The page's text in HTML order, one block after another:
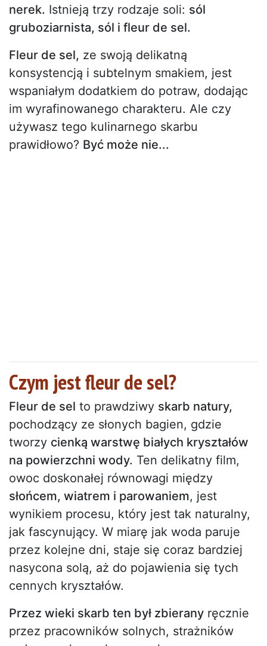
nerek. Istnieją trzy rodzaje soli: sól
gruboziarnista, sól i fleur de sel.
Fleur de sel, ze swoją delikatną
konsystencją i subtelnym smakiem, jest
wspaniałym dodatkiem do potraw, dodając
im wyrafinowanego charakteru. Ale czy
używasz tego kulinarnego skarbu
prawidłowo? Być może nie...
Czym jest fleur de sel?
Fleur de sel to prawdziwy skarb natury,
pochodzący ze słonych bagien, gdzie
tworzy cienką warstwę białych kryształów
na powierzchni wody. Ten delikatny film,
owoc doskonałej równowagi między
słońcem, wiatrem i parowaniem, jest
wynikiem procesu, który jest tak naturalny,
jak fascynujący. W miarę jak woda paruje
przez kolejne dni, staje się coraz bardziej
nasycona solą, aż do pojawienia się tych
cennych kryształów.
Przez wieki skarb ten był zbierany ręcznie
przez pracowników solnych, strażników